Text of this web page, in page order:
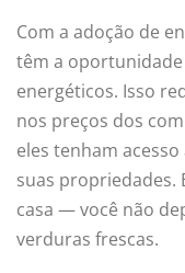
Com a adoção de
têm a
energéticos. Isso
nos preços dos
eles tenham
suas propriedades.
casa — você não
verduras frescas.